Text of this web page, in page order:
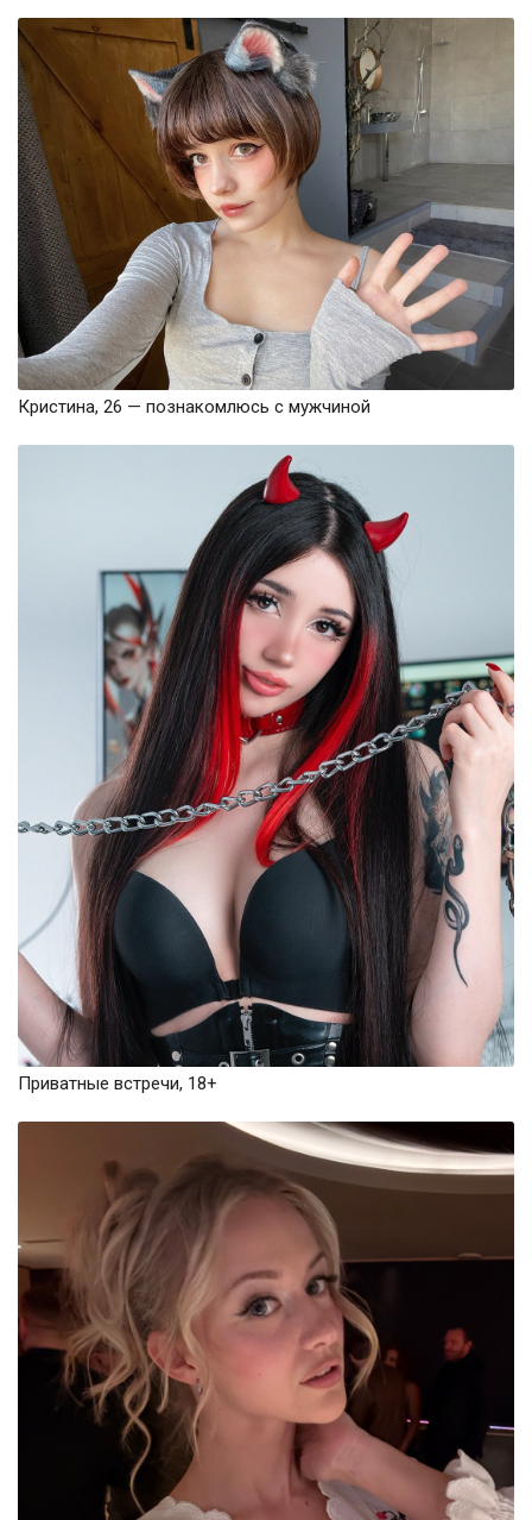
Кристина, 26 — познакомлюсь с мужчиной
Приватные встречи, 18+